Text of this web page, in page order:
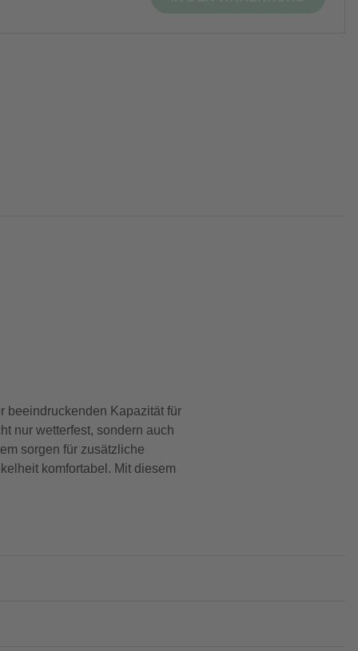
beeindruckenden Kapazität für
nur wetterfest, sondern auch
sorgen für zusätzliche
komfortabel. Mit diesem